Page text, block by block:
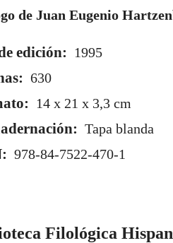
de Juan Eugenio
edición: 1995
630
14 x 21 x 3,3 cm
Tapa blanda
978-84-7522-470-1
Filológica